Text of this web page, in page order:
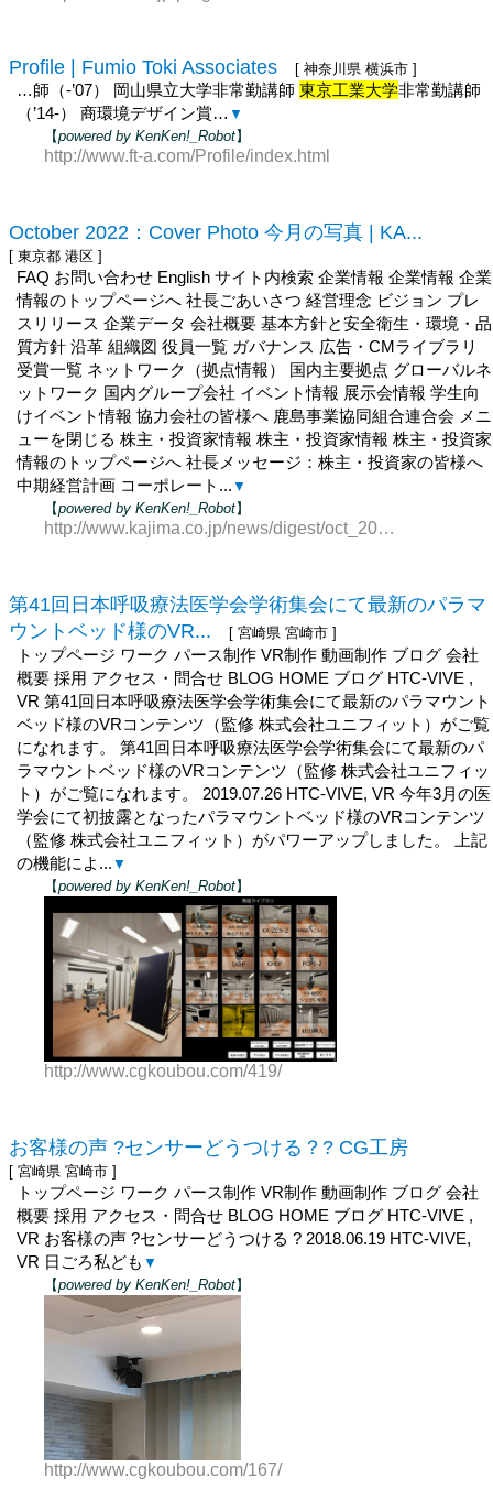
Profile | Fumio Toki Associates [ 神奈川県 横浜市 ]
…師（-’07） 岡山県立大学非常勤講師東京工業大学非常勤講師
（’14-） 商環境デザイン賞… ▼
【powered by KenKen!_Robot】
http://www.ft-a.com/Profile/index.html
October 2022：Cover Photo 今月の写真 | KA...
[ 東京都 港区 ]
FAQ お問い合わせ English サイト内検索 企業情報 企業情報 企業
情報のトップページへ 社長ごあいさつ 経営理念 ビジョン プレ
スリリース 企業データ 会社概要 基本方針と安全衛生・環境・品
質方針 沿革 組織図 役員一覧 ガバナンス 広告・CMライブラリ
受賞一覧 ネットワーク（拠点情報） 国内主要拠点 グローバルネ
ットワーク 国内グループ会社 イベント情報 展示会情報 学生向
けイベント情報 協力会社の皆様へ 鹿島事業協同組合連合会 メニ
ューを閉じる 株主・投資家情報 株主・投資家情報 株主・投資家
情報のトップページへ 社長メッセージ：株主・投資家の皆様へ
中期経営計画 コーポレート... ▼
【powered by KenKen!_Robot】
http://www.kajima.co.jp/news/digest/oct_2022/cover_photo/index.html
第41回日本呼吸療法医学会学術集会にて最新のパラマ
ウントベッド様のVR...
[ 宮崎県 宮崎市 ]
トップページ ワーク パース制作 VR制作 動画制作 ブログ 会社
概要 採用 アクセス・問合せ BLOG HOME ブログ HTC-VIVE ,
VR 第41回日本呼吸療法医学会学術集会にて最新のパラマウント
ベッド様のVRコンテンツ（監修 株式会社ユニフィット）がご覧
になれます。 第41回日本呼吸療法医学会学術集会にて最新のパ
ラマウントベッド様のVRコンテンツ（監修 株式会社ユニフィッ
ト）がご覧になれます。 2019.07.26 HTC-VIVE, VR 今年3月の医
学会にて初披露となったパラマウントベッド様のVRコンテンツ
（監修 株式会社ユニフィット）がパワーアップしました。 上記
の機能によ... ▼
【powered by KenKen!_Robot】
http://www.cgkoubou.com/419/
お客様の声 ?センサーどうつける？? CG工房
[ 宮崎県 宮崎市 ]
トップページ ワーク パース制作 VR制作 動画制作 ブログ 会社
概要 採用 アクセス・問合せ BLOG HOME ブログ HTC-VIVE ,
VR お客様の声 ?センサーどうつける ? 2018.06.19 HTC-VIVE,
VR 日ごろ私ども ▼
【powered by KenKen!_Robot】
http://www.cgkoubou.com/167/